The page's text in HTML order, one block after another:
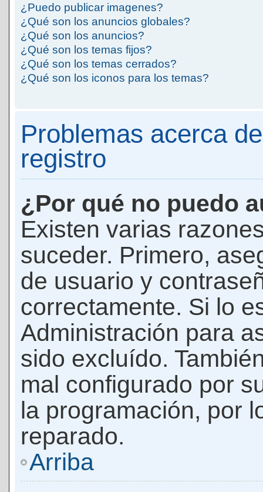
¿Puedo publicar imagenes?
¿Qué son los anuncios globales?
¿Qué son los anuncios?
¿Qué son los temas fijos?
¿Qué son los temas cerrados?
¿Qué son los iconos para los temas?
Problemas acerca
registro
¿Por qué no puedo
Existen varias
suceder. Primero,
de usuario y
correctamente. Si lo
Administración para
sido excluído.
mal configurado por
la programación, por
reparado.
Arriba